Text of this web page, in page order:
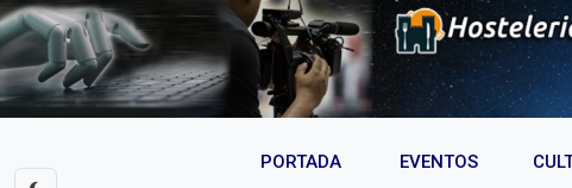
PORTADA EVENTOS